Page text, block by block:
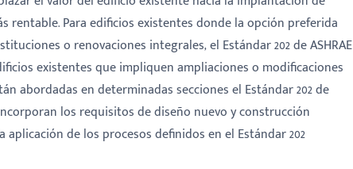
Para edificios existentes donde la opción preferida
o renovaciones integrales, el Estándar 202 de ASHRAE
existentes que impliquen ampliaciones o modificaciones
abordadas en determinadas secciones el Estándar 202 de
incorporan los requisitos de diseño nuevo y construcción
de los procesos definidos en el Estándar 202